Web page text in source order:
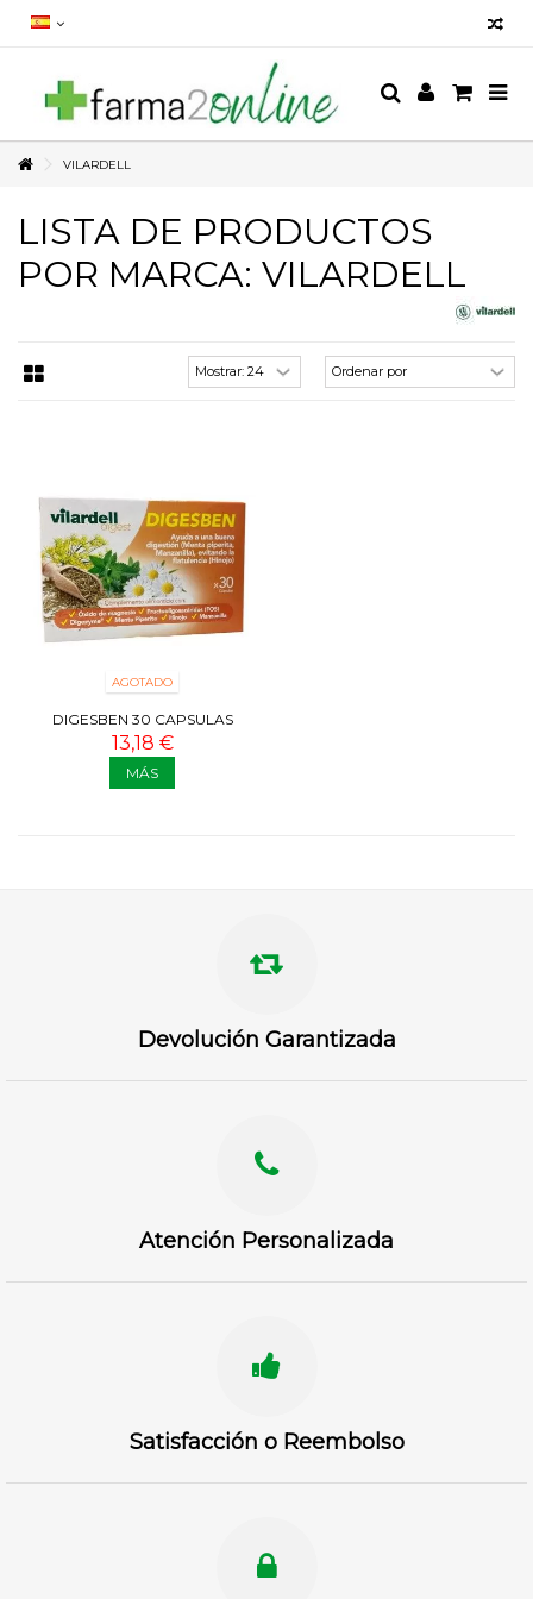
VILARDELL
LISTA DE PRODUCTOS
POR MARCA: VILARDELL
AGOTADO
DIGESBEN 30 CAPSULAS
13,18 €
MÁS
Devolución Garantizada
Atención Personalizada
Satisfacción o Reembolso